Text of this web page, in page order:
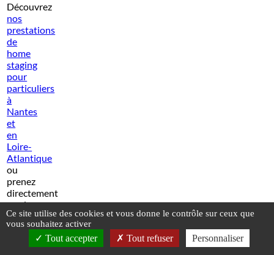
Découvrez
nos
prestations
de
home
staging
pour
particuliers
à
Nantes
et
en
Loire-
Atlantique
ou
prenez
directement
rendez-
vous
pour
audit
APPELER
Ce site utilise des cookies et vous donne le contrôle sur ceux que
vous souhaitez activer
Tout accepter Tout refuser Personnaliser